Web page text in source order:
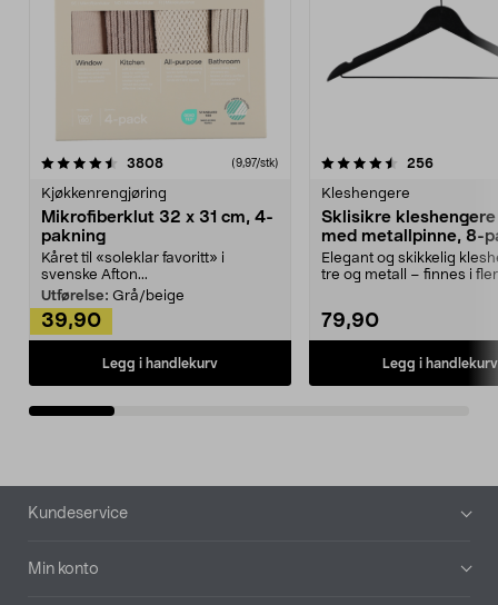
3808anmeldelser(9,97/stk)
Kjøkkenrengjøring
Mikrofiberklut 32 x 31 cm, 4-
pakning
Kåret til «soleklar favoritt» i
svenske Afton...
Utførelse: Grå/beige
39,90
Legg i handlekurv
4.5av 5 stjerner 256
Kleshengere
Sklisikre
med metallpinne, 8-
Elegant og skikkelig
tre og metall – finnes i
79,90
Legg i handlekurv
4.5av 5 stjerner
Bunntekst
Kundeservice
Min konto